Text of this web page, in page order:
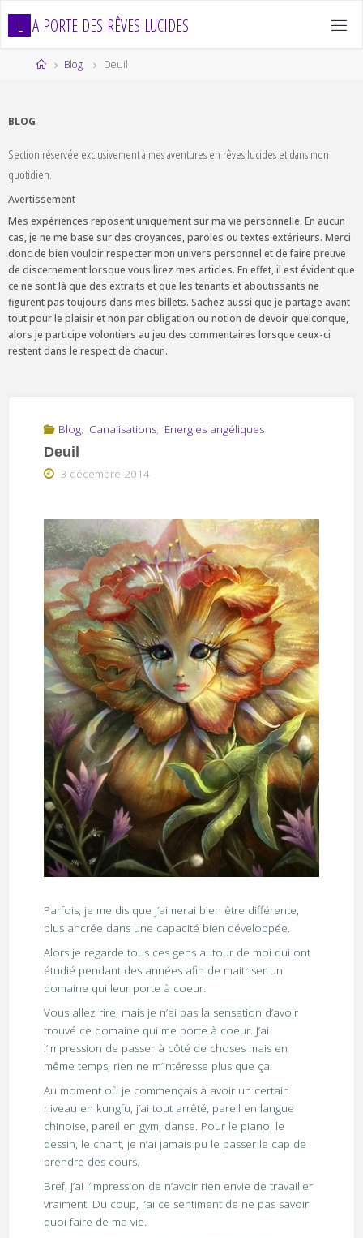
L A PORTE DES RÊVES LUCIDES
HomeBlog Deuil
BLOG
Section réservée exclusivement à mes aventures en rêves lucides et dans mon
quotidien.
Avertissement
Mes expériences reposent uniquement sur ma vie personnelle. En aucun
cas, je ne me base sur des croyances, paroles ou textes extérieurs. Merci
donc de bien vouloir respecter mon univers personnel et de faire preuve
de discernement lorsque vous lirez mes articles. En effet, il est évident que
ce ne sont là que des extraits et que les tenants et aboutissants ne
figurent pas toujours dans mes billets. Sachez aussi que je partage avant
tout pour le plaisir et non par obligation ou notion de devoir quelconque,
alors je participe volontiers au jeu des commentaires lorsque ceux-ci
restent dans le respect de chacun.
Blog, Canalisations, Energies angéliques
Deuil
3 décembre 2014
Parfois, je me dis que j’aimerai bien être différente,
plus ancrée dans une capacité bien développée.
Alors je regarde tous ces gens autour de moi qui ont
étudié pendant des années afin de maitriser un
domaine qui leur porte à coeur.
Vous allez rire, mais je n’ai pas la sensation d’avoir
trouvé ce domaine qui me porte à coeur. J’ai
l’impression de passer à côté de choses mais en
même temps, rien ne m’intéresse plus que ça.
Au moment où je commençais à avoir un certain
niveau en kungfu, j’ai tout arrêté, pareil en langue
chinoise, pareil en gym, danse. Pour le piano, le
dessin, le chant, je n’ai jamais pu le passer le cap de
prendre des cours.
Bref, j’ai l’impression de n’avoir rien envie de travailler
vraiment. Du coup, j’ai ce sentiment de ne pas savoir
quoi faire de ma vie.